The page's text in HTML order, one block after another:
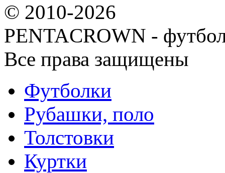
© 2010-2026
PENTACROWN -
Все права защищены
Футболки
Рубашки, поло
Толстовки
Куртки